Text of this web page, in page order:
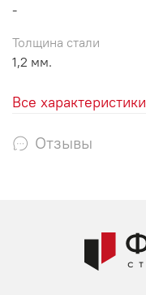
-
Толщина стали
1,2 мм.
Все характеристики
Отзывы